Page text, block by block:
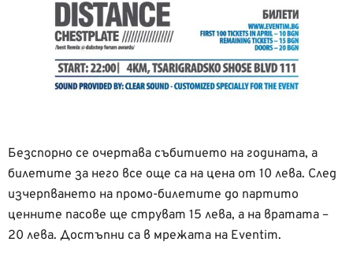
Безспорно се очертава събитието на годината, а
билетите за него все още са на цена от 10 лева. След
изчерпването на промо-билетите до партито
ценните пасове ще струват 15 лева, а на вратата –
20 лева. Достъпни са в мрежата на Eventim.